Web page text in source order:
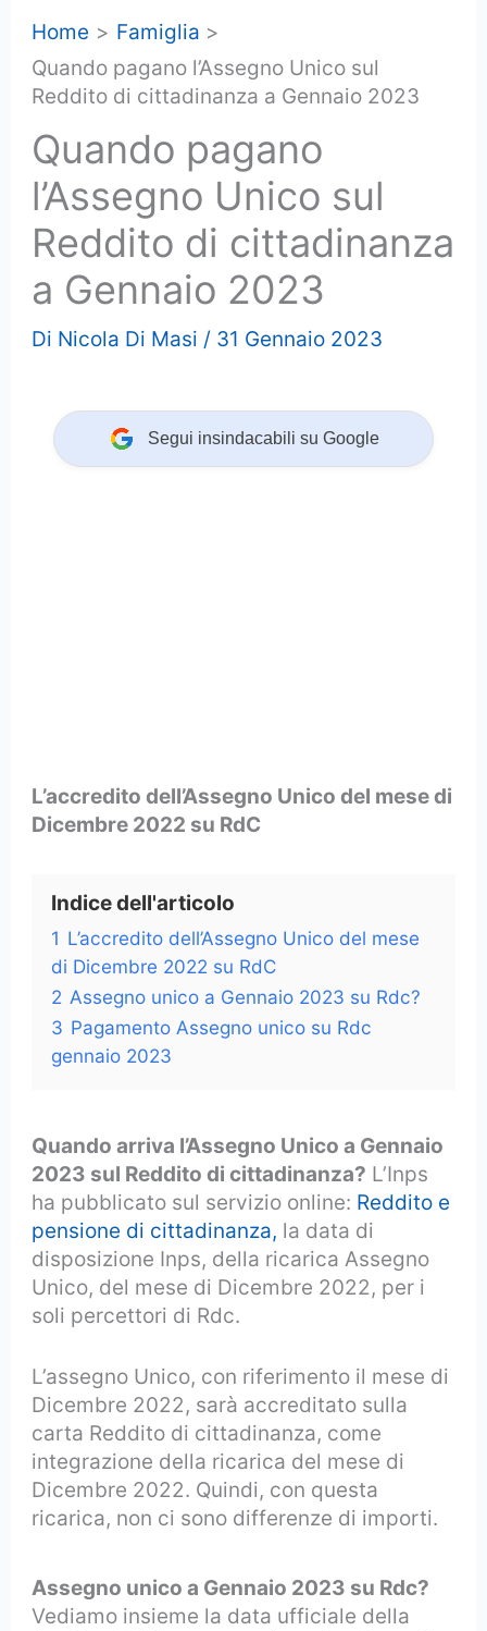
Home
Famiglia
Quando pagano l’Assegno Unico sul
Reddito di cittadinanza a Gennaio 2023
Quando pagano
l’Assegno Unico sul
Reddito di cittadinanza
a Gennaio 2023
Di Nicola Di Masi / 31 Gennaio 2023
Segui insindacabili su Google
L’accredito dell’Assegno Unico del mese di
Dicembre 2022 su RdC
Indice dell'articolo
1 L’accredito dell’Assegno Unico del mese
di Dicembre 2022 su RdC
2 Assegno unico a Gennaio 2023 su Rdc?
3 Pagamento Assegno unico su Rdc
gennaio 2023
Quando arriva l’Assegno Unico a Gennaio
2023 sul Reddito di cittadinanza? L’Inps
ha pubblicato sul servizio online: Reddito e
pensione di cittadinanza, la data di
disposizione Inps, della ricarica Assegno
Unico, del mese di Dicembre 2022, per i
soli percettori di Rdc.
L’assegno Unico, con riferimento il mese di
Dicembre 2022, sarà accreditato sulla
carta Reddito di cittadinanza, come
integrazione della ricarica del mese di
Dicembre 2022. Quindi, con questa
ricarica, non ci sono differenze di importi.
Assegno unico a Gennaio 2023 su Rdc?
Vediamo insieme la data ufficiale della